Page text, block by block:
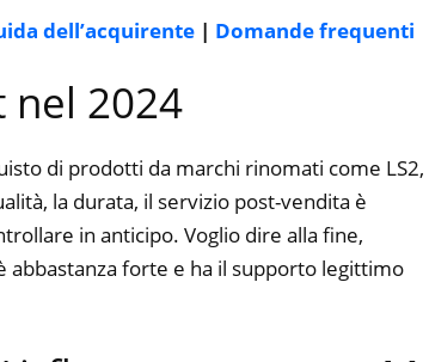
dell’acquirente | Domande frequenti
nel 2024
di prodotti da marchi rinomati come LS2,
la durata, il servizio post-vendita è
in anticipo. Voglio dire alla fine,
forte e ha il supporto legittimo